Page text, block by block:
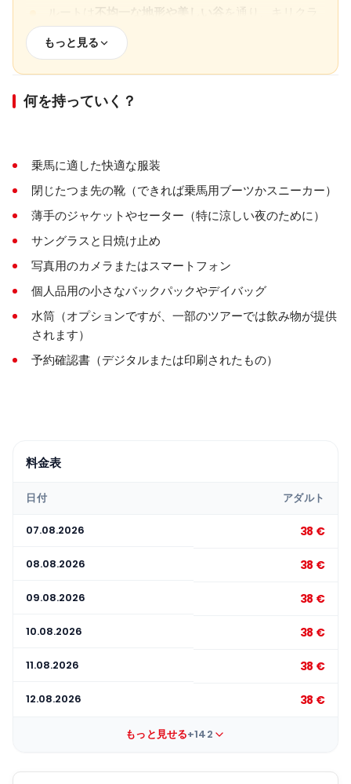
不均一な地形や美しい谷
を通り、キリクラ
ー谷、少女の修道院、バラ谷、赤い谷、うろこ川、
カルデレ谷、およびチャヴシンの町の近くを含みま
快適な服装と つま先を覆う靴
要です。
天候条件によってスケジュールに影響が出る可能性
がありますが、ツアーは通常、年間を通じて営業し
ています。
キャンセルおよび変更ポリシーは提供者によって異
なり、予約時に説明されます。
もっと見る
何を持っていく？
乗馬に適した快適な服装
閉じたつま先の靴（できれば乗馬用ブーツかスニーカー）
薄手のジャケットやセーター（特に涼しい夜のために）
サングラスと日焼け止め
写真用のカメラまたはスマートフォン
個人品用の小さなバックパックやデイバッグ
水筒（オプションですが、一部のツアーでは飲み物が提供
されます）
予約確認書（デジタルまたは印刷されたもの）
料金表
日付 アダルト
07.08.2026 38 €
08.08.2026 38 €
09.08.2026 38 €
10.08.2026 38 €
11.08.2026 38 €
12.08.2026 38 €
もっと見せる+142